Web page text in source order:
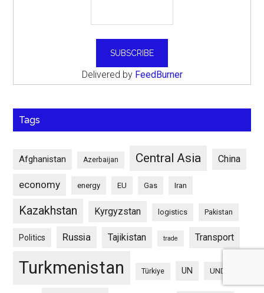
Delivered by FeedBurner
Tags
Afghanistan Azerbaijan Central Asia China
economy energy EU Gas Iran
Kazakhstan Kyrgyzstan logistics Pakistan
Politics Russia Tajikistan trade Transport
Turkmenistan Türkiye UN UNDP